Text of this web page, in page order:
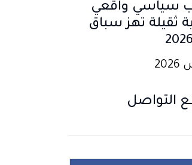
سياسي واقعي
ثقيلة تهز سباق
التواصل